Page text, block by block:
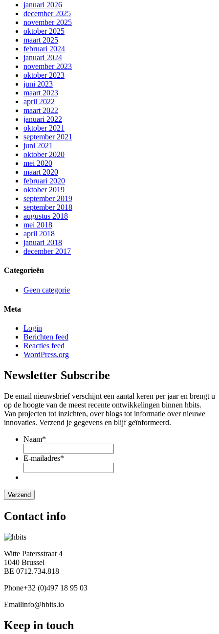
januari 2026
december 2025
november 2025
oktober 2025
maart 2025
februari 2024
januari 2024
november 2023
oktober 2023
juni 2023
maart 2023
april 2022
maart 2022
januari 2022
oktober 2021
september 2021
juni 2021
oktober 2020
mei 2020
maart 2020
februari 2020
oktober 2019
september 2019
september 2018
augustus 2018
mei 2018
april 2018
januari 2018
december 2017
Categorieën
Geen categorie
Meta
Login
Berichten feed
Reacties feed
WordPress.org
Newsletter Subscribe
De email nieuwsbrief verschijnt een aantal keren per jaar en brengt u
op de hoogte van de meest recente ontwikkelingen binnen hbits.
Van projecten tot inzichten, over blogs tot informatie over nieuwe
innovaties. Verzend je gegevens en blijf geïnformeerd.
Naam*
E-mailadres*
Contact info
Witte Patersstraat 4
1040 Brussel
BE 0712.734.818
Phone+32 (0)497 18 95 03
Emailinfo@hbits.io
Keep in touch